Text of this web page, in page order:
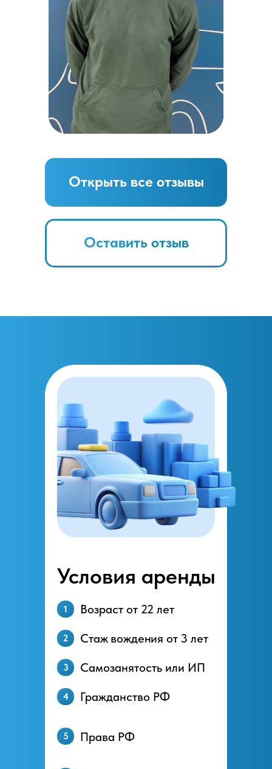
Открыть все отзывы
Оставить отзыв
Условия аренды
Возраст от 22 лет
1
Стаж вождения от 3 лет
2
Гражданство РФ
4
Права РФ
5
Самозанятость или ИП
3